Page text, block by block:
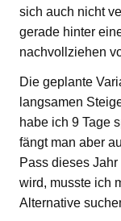
sich auch nicht
gerade hinter
nachvollziehen
Die geplante
langsamen
habe ich 9 Tage
fängt man aber
Pass dieses
wird, musste ich
Alternative